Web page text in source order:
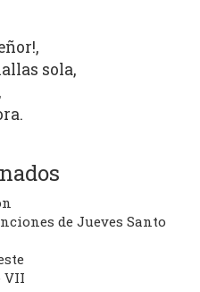
sola,
de Jueves Santo
VII